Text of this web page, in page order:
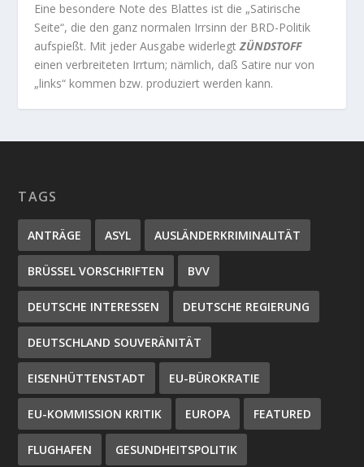
Eine besondere Note des Blattes ist die „Satirische
Seite“, die den ganz normalen Irrsinn der BRD-Politik
aufspießt. Mit jeder Ausgabe widerlegtZÜNDSTOFF
einen verbreiteten Irrtum; nämlich, daß Satire nur von
„links“ kommen bzw. produziert werden kann.
TAGS
ANTRÄGE ASYL AUSLÄNDERKRIMINALITÄT
BRÜSSEL VORSCHRIFTEN BVV
DEUTSCHE INTERESSEN DEUTSCHE REGIERUNG
DEUTSCHLAND SOUVERÄNITÄT
EISENHÜTTENSTADT EU-BÜROKRATIE
EU-KOMMISSION KRITIK EUROPA FEATURED
FLUGHAFEN GESUNDHEITSPOLITIK